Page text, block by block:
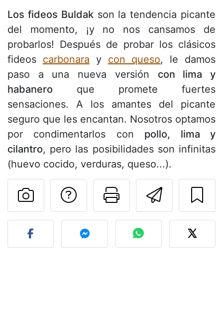
Los fideos Buldakson la tendencia picante
del momento, ¡y no nos cansamos de
probarlos! Después de probar los clásicos
fideos carbonara y con queso, le damos
paso a una nueva versión con lima y
habanero que promete fuertes
sensaciones. A los amantes del picante
seguro que les encantan. Nosotros optamos
por condimentarlos con pollo, lima y
cilantro, pero las posibilidades son infinitas
(huevo cocido, verduras, queso...).
Imprimir
Preguntar al autor
Publicar la foto de esta